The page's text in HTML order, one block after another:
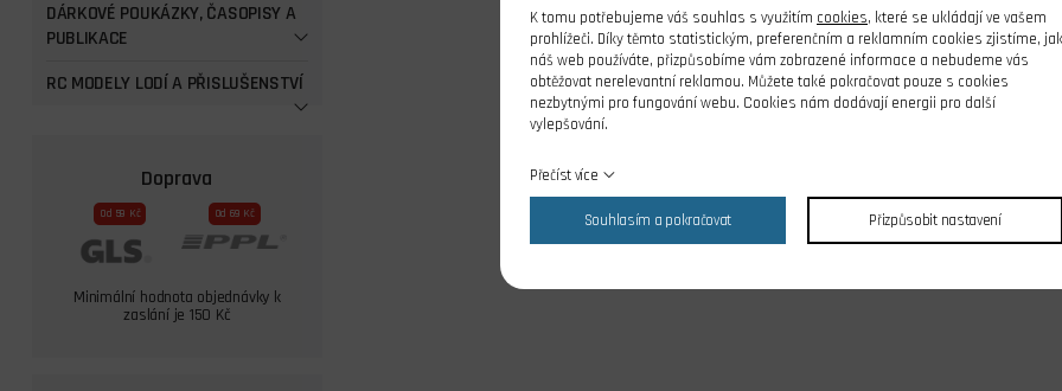
DÁRKOVÉ POUKÁZKY, ČASOPISY A
PUBLIKACE
RC MODELY LODÍ A PŘISLUŠENSTVÍ
Doprava
Od 59 Kč Od 69 Kč
Minimální hodnota objednávky k
zaslání je 150 Kč
K tomu potřebujeme váš souhlas s využitím cookies, které se ukládají ve vašem
prohlížeči. Díky těmto statistickým, preferenčním a reklamním cookies zjistíme, jak
náš web používáte, přizpůsobíme vám zobrazené informace a nebudeme vás
obtěžovat nerelevantní reklamou. Můžete také pokračovat pouze s cookies
nezbytnými pro fungování webu. Cookies nám dodávají energii pro další
vylepšování.
Přečíst více
Souhlasím a pokračovat Přizpůsobit nastavení